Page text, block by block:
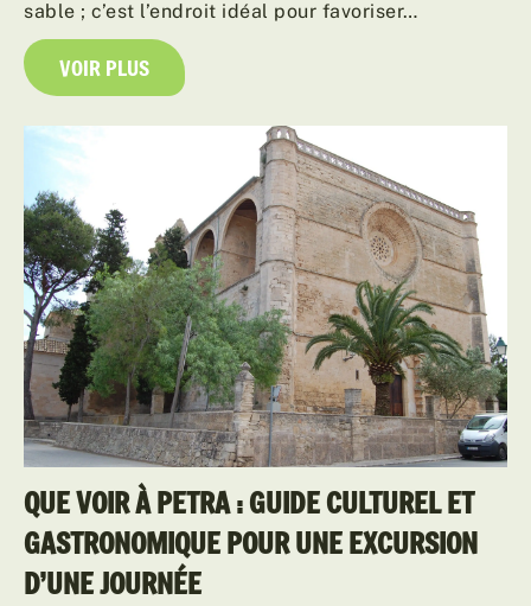
sable ; c’est l’endroit idéal pour favoriser…
VOIR PLUS
QUE VOIR À PETRA : GUIDE CULTUREL ET
GASTRONOMIQUE POUR UNE EXCURSION
D’UNE JOURNÉE